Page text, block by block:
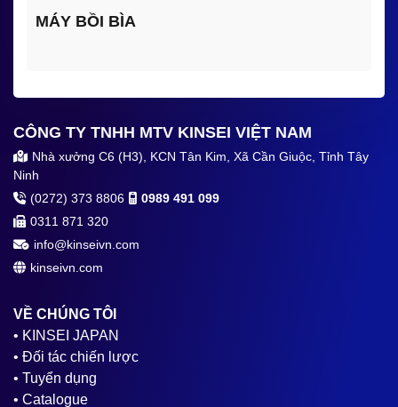
MÁY BỒI BÌA
CÔNG TY TNHH MTV KINSEI VIỆT NAM
Nhà xưởng C6 (H3), KCN Tân Kim, Xã Cần Giuộc, Tỉnh Tây
Ninh
(0272) 373 8806
0989 491 099
0311 871 320
info@kinseivn.com
kinseivn.com
VỀ CHÚNG TÔI
• KINSEI JAPAN
• Đối tác chiến lược
• Tuyển dụng
• Catalogue